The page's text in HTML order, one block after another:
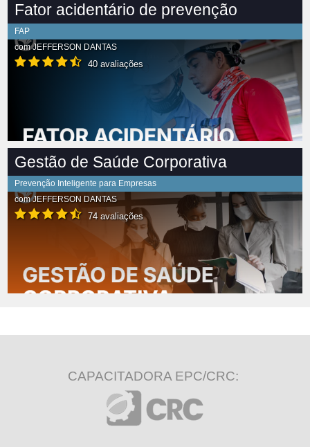
Fator acidentário de prevenção
FAP
comJEFFERSON DANTAS
40 avaliações
Gestão de Saúde Corporativa
Prevenção Inteligente para Empresas
comJEFFERSON DANTAS
74 avaliações
CAPACITADORA EPC/CRC: